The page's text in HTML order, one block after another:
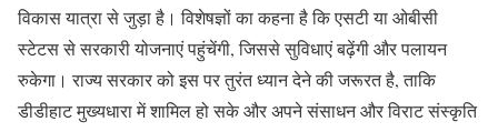
विकास यात्रा से जुड़ा है। विशेषज्ञों का कहना है कि एसटी या ओबीसी
स्टेटस से सरकारी योजनाएं पहुंचेंगी, जिससे सुविधाएं बढ़ेंगी और पलायन
रुकेगा। राज्य सरकार को इस पर तुरंत ध्यान देने की जरूरत है, ताकि
डीडीहाट मुख्यधारा में शामिल हो सके और अपने संसाधन और विराट संस्कृति